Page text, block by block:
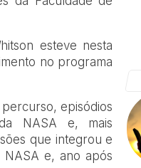
esteve nesta
no programa
episódios
NASA e, mais
que integrou e
NASA e, ano após